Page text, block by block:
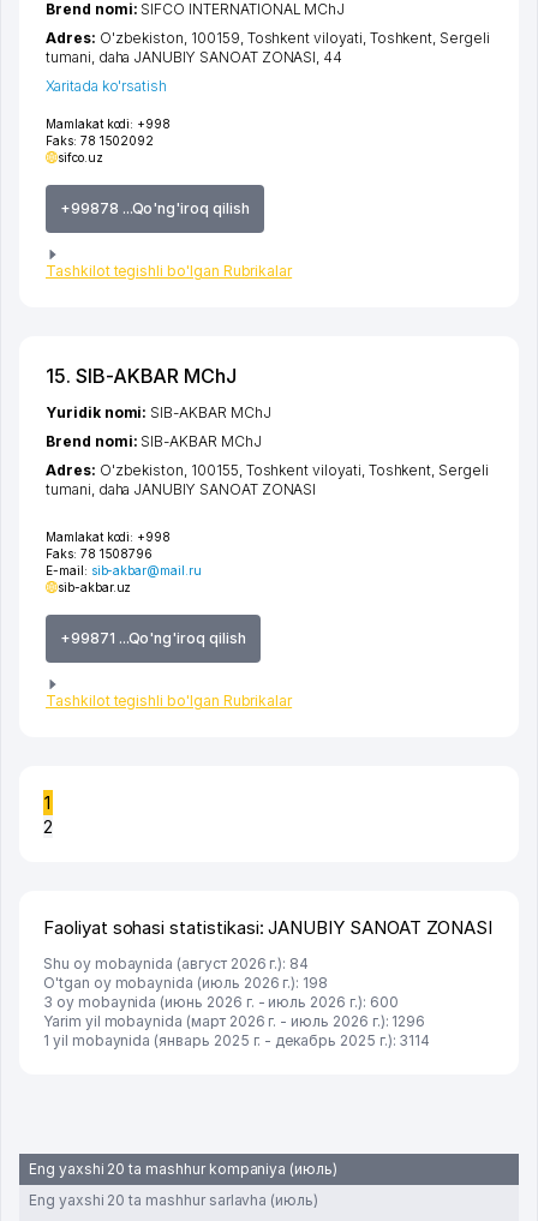
Mamlakat kodi: +998
Faks: 78 1502092
sifco.uz
+99878 ...Qo'ng'iroq qilish
Tashkilot tegishli bo'lgan Rubrikalar
Brend nomi: SIFCO INTERNATIONAL MChJ
Adres: O'zbekiston, 100159, Toshkent viloyati Toshkent Sergeli
tumani daha JANUBIY SANOAT ZONASI , 44
Xaritada ko'rsatish
15. SIB-AKBAR MChJ
Mamlakat kodi: +998
Faks: 78 1508796
E-mail: sib-akbar@mail.ru
sib-akbar.uz
+99871 ...Qo'ng'iroq qilish
Tashkilot tegishli bo'lgan Rubrikalar
Yuridik nomi: SIB-AKBAR MChJ
Brend nomi: SIB-AKBAR MChJ
Adres: O'zbekiston, 100155, Toshkent viloyati, Toshkent, Sergeli
tumani, daha JANUBIY SANOAT ZONASI
1
2
Faoliyat sohasi statistikasi: JANUBIY SANOAT ZONASI
Shu oy mobaynida (август 2026 г.): 84
O'tgan oy mobaynida (июль 2026 г.): 198
3 oy mobaynida (июнь 2026 г. - июль 2026 г.): 600
Yarim yil mobaynida (март 2026 г. - июль 2026 г.): 1296
1 yil mobaynida (январь 2025 г. - декабрь 2025 г.): 3114
Eng yaxshi 20 ta mashhur kompaniya (июль)
Eng yaxshi 20 ta mashhur sarlavha (июль)